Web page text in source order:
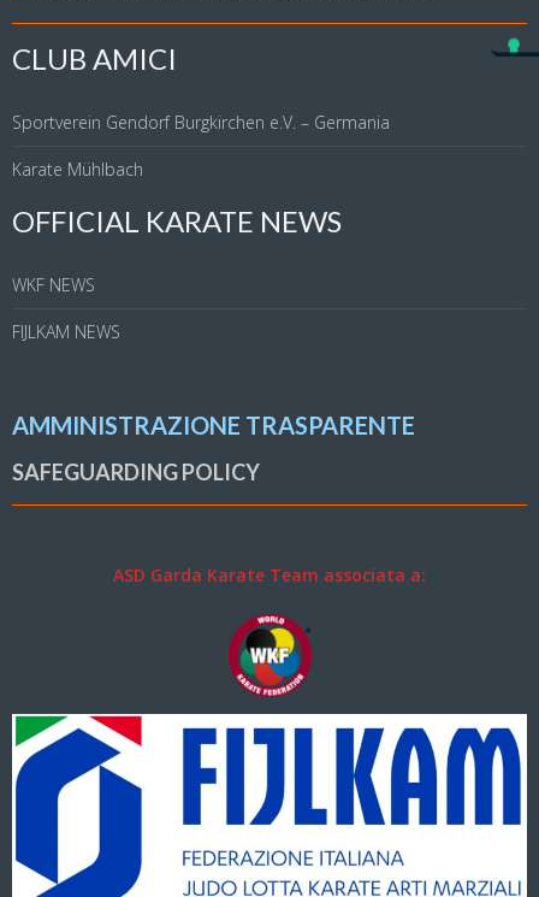
CLUB AMICI
Sportverein Gendorf Burgkirchen e.V. – Germania
Karate Mühlbach
OFFICIAL KARATE NEWS
WKF NEWS
FIJLKAM NEWS
AMMINISTRAZIONE TRASPARENTE
SAFEGUARDING POLICY
ASD Garda Karate Team associata a: